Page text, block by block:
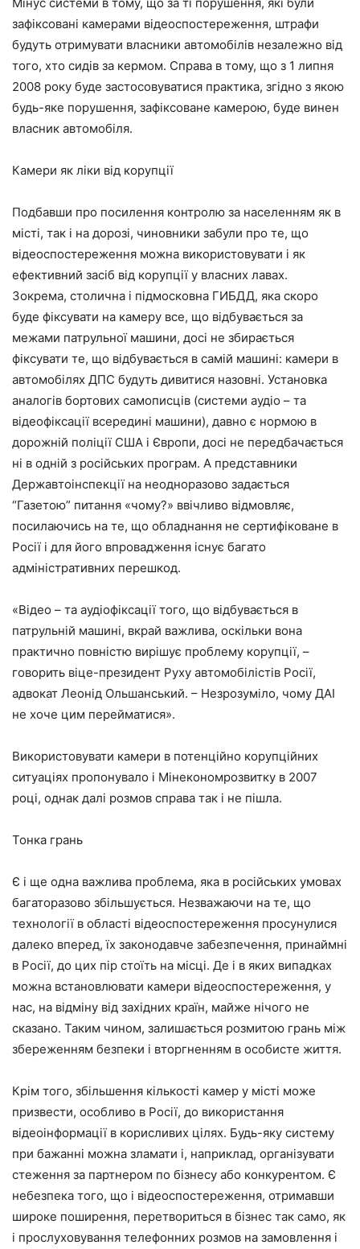
зафіксовані камерами відеоспостереження, штрафи
будуть отримувати власники автомобілів незалежно від
того, хто сидів за кермом. Справа в тому, що з 1 липня
2008 року буде застосовуватися практика, згідно з якою
будь-яке порушення, зафіксоване камерою, буде винен
власник автомобіля.
Камери як ліки від корупції
Подбавши про посилення контролю за населенням як в
місті, так і на дорозі, чиновники забули про те, що
відеоспостереження можна використовувати і як
ефективний засіб від корупції у власних лавах.
Зокрема, столична і підмосковна ГИБДД, яка скоро
буде фіксувати на камеру все, що відбувається за
межами патрульної машини, досі не збирається
фіксувати те, що відбувається в самій машині: камери в
автомобілях ДПС будуть дивитися назовні. Установка
аналогів бортових самописців (системи аудіо – та
відеофіксації всередині машини), давно є нормою в
дорожній поліції США і Європи, досі не передбачається
ні в одній з російських програм. А представники
Державтоінспекції на неодноразово задається
“Газетою” питання «чому?» ввічливо відмовляє,
посилаючись на те, що обладнання не сертифіковане в
Росії і для його впровадження існує багато
адміністративних перешкод.
«Відео – та аудіофіксації того, що відбувається в
патрульній машині, вкрай важлива, оскільки вона
практично повністю вирішує проблему корупції, –
говорить віце-президент Руху автомобілістів Росії,
адвокат Леонід Ольшанський. – Незрозуміло, чому ДАІ
не хоче цим перейматися».
Використовувати камери в потенційно корупційних
ситуаціях пропонувало і Мінекономрозвитку в 2007
році, однак далі розмов справа так і не пішла.
Тонка грань
Є і ще одна важлива проблема, яка в російських умовах
багаторазово збільшується. Незважаючи на те, що
технології в області відеоспостереження просунулися
далеко вперед, їх законодавче забезпечення, принаймні
в Росії, до цих пір стоїть на місці. Де і в яких випадках
можна встановлювати камери відеоспостереження, у
нас, на відміну від західних країн, майже нічого не
сказано. Таким чином, залишається розмитою грань між
збереженням безпеки і вторгненням в особисте життя.
Крім того, збільшення кількості камер у місті може
призвести, особливо в Росії, до використання
відеоінформації в корисливих цілях. Будь-яку систему
при бажанні можна зламати і, наприклад, організувати
стеження за партнером по бізнесу або конкурентом. Є
небезпека того, що і відеоспостереження, отримавши
широке поширення, перетвориться в бізнес так само, як
і прослуховування телефонних розмов на замовлення і